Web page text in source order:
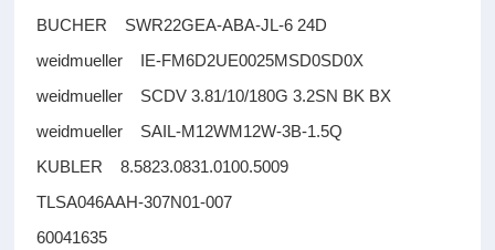
BUCHER SWR22GEA-ABA-JL-6 24D
weidmueller IE-FM6D2UE0025MSD0SD0X
weidmueller SCDV 3.81/10/180G 3.2SN BK BX
weidmueller SAIL-M12WM12W-3B-1.5Q
KUBLER 8.5823.0831.0100.5009
TLSA046AAH-307N01-007
60041635